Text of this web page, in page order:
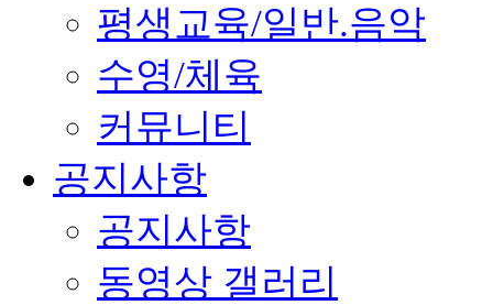
평생교육/일반.음악
수영/체육
커뮤니티
공지사항
공지사항
동영상 갤러리